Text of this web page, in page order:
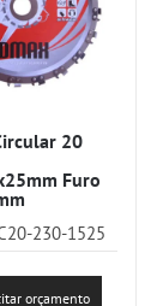
20
Furo
230-1525
orçamento